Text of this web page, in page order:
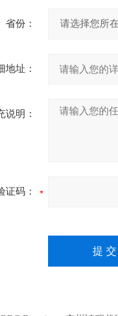
省份：
地址：
说明：
证码：